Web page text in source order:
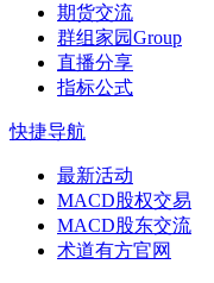
期货交流
群组家园Group
直播分享
指标公式
快捷导航
最新活动
MACD股权交易
MACD股东交流
术道有方官网